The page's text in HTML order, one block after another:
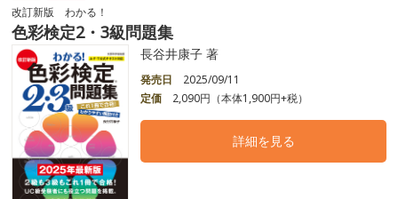
改訂新版 わかる！
色彩検定2・3級問題集
長谷井康子 著
発売日
2025/09/11
定価
2,090円（本体1,900円+税）
詳細を見る